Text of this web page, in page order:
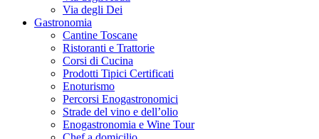
Via degli Dei
Gastronomia
Cantine Toscane
Ristoranti e Trattorie
Corsi di Cucina
Prodotti Tipici Certificati
Enoturismo
Percorsi Enogastronomici
Strade del vino e dell’olio
Enogastronomia e Wine Tour